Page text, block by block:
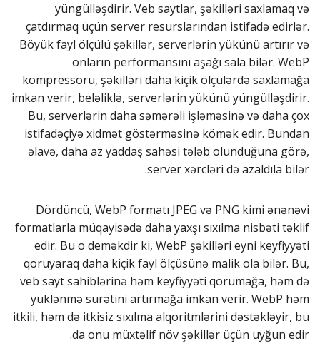
yüngülləşdirir. Veb saytlar, şəkilləri saxlamaq və
çatdırmaq üçün server resurslarından istifadə edirlər.
Böyük fayl ölçülü şəkillər, serverlərin yükünü artırır və
onların performansını aşağı sala bilər. WebP
kompressoru, şəkilləri daha kiçik ölçülərdə saxlamağa
imkan verir, beləliklə, serverlərin yükünü yüngülləşdirir.
Bu, serverlərin daha səmərəli işləməsinə və daha çox
istifadəçiyə xidmət göstərməsinə kömək edir. Bundan
əlavə, daha az yaddaş sahəsi tələb olunduğuna görə,
server xərcləri də azaldıla bilər.
Dördüncü, WebP formatı JPEG və PNG kimi ənənəvi
formatlarla müqayisədə daha yaxşı sıxılma nisbəti təklif
edir. Bu o deməkdir ki, WebP şəkilləri eyni keyfiyyəti
qoruyaraq daha kiçik fayl ölçüsünə malik ola bilər. Bu,
veb sayt sahiblərinə həm keyfiyyəti qorumağa, həm də
yüklənmə sürətini artırmağa imkan verir. WebP həm
itkili, həm də itkisiz sıxılma alqoritmlərini dəstəkləyir, bu
da onu müxtəlif növ şəkillər üçün uyğun edir.